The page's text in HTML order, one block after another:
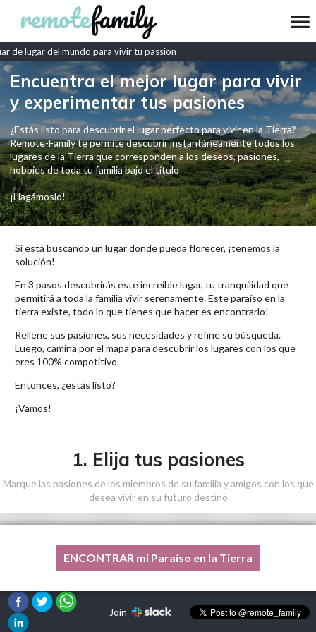
de lugar del mundo para vivir tu passion
Encuentra el mejor lugar para vivir
y experimentar tus pasiones
¿Estás listo para descubrir el lugar perfecto para vivir en la Tierra?
Remote-Family te permite descubrir instantáneamente todos los
lugares de la Tierra que corresponden a los deseos, pasiones,
hobbies de toda tu familia bajo el título
¡Hagámoslo!
Si está buscando un lugar donde pueda florecer, ¡tenemos la
solución!
En 3 pasos descubrirás este increíble lugar, tu tranquilidad que
permitirá a toda la familia vivir serenamente. Este paraíso en la
tierra existe, todo lo que tienes que hacer es encontrarlo!
Rellene sus pasiones, sus necesidades y refine su búsqueda.
Luego, camina por el mapa para descubrir los lugares con los que
eres 100% competitivo.
Entonces, ¿estás listo?
¡Vamos!
1. Elija tus pasiones
Marque las pasiones de los miembros de su familia y amigos con los que
desea vivir en su futuro destino
Una de mis pasiones no está en esta lista, por favor,
ENCONTRAR mi Paraíso en la Tierra
Join